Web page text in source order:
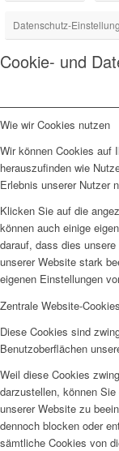
Datenschutz-
Cookie- und
Wie wir Cookies nutzen
Wir können Cookies auf
herauszufinden wie
Erlebnis unserer Nutzer
Klicken Sie auf die
können auch einige
darauf, dass dies
unserer Website stark
eigenen Einstellungen
Zentrale Website-Cookies
Diese Cookies sind
Benutzoberflächen
Weil diese Cookies
darzustellen, können
unserer Website zu
dennoch blocken oder
sämtliche Cookies von